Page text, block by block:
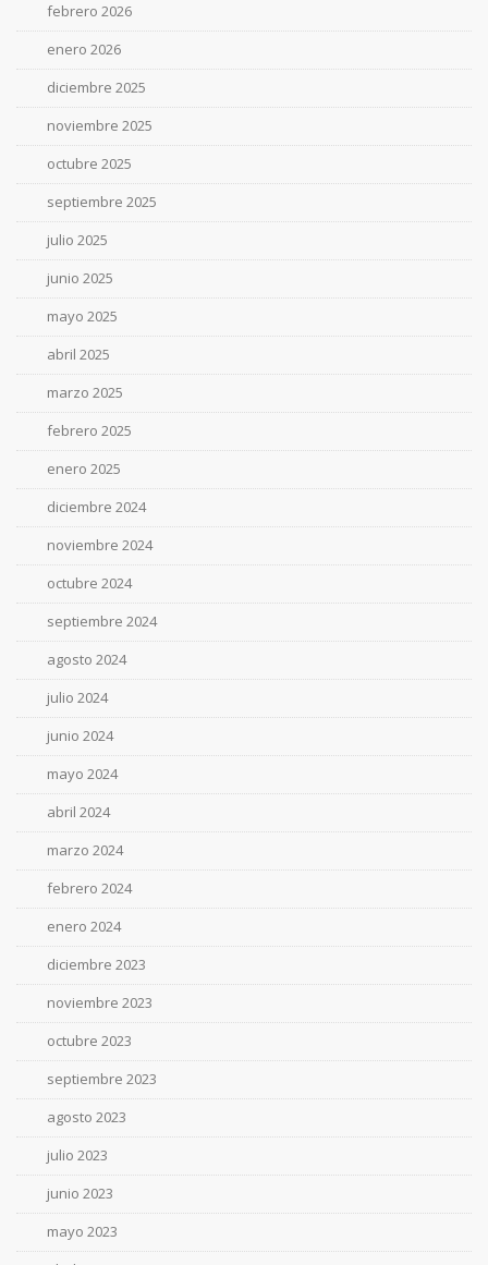
febrero 2026
enero 2026
diciembre 2025
noviembre 2025
octubre 2025
septiembre 2025
julio 2025
junio 2025
mayo 2025
abril 2025
marzo 2025
febrero 2025
enero 2025
diciembre 2024
noviembre 2024
octubre 2024
septiembre 2024
agosto 2024
julio 2024
junio 2024
mayo 2024
abril 2024
marzo 2024
febrero 2024
enero 2024
diciembre 2023
noviembre 2023
octubre 2023
septiembre 2023
agosto 2023
julio 2023
junio 2023
mayo 2023